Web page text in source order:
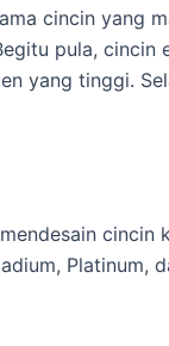
cincin yang
pula, cincin
yang tinggi.
Platinum,